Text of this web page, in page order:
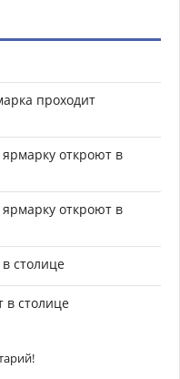
проходит
откроют в
откроют в
столице
в столице